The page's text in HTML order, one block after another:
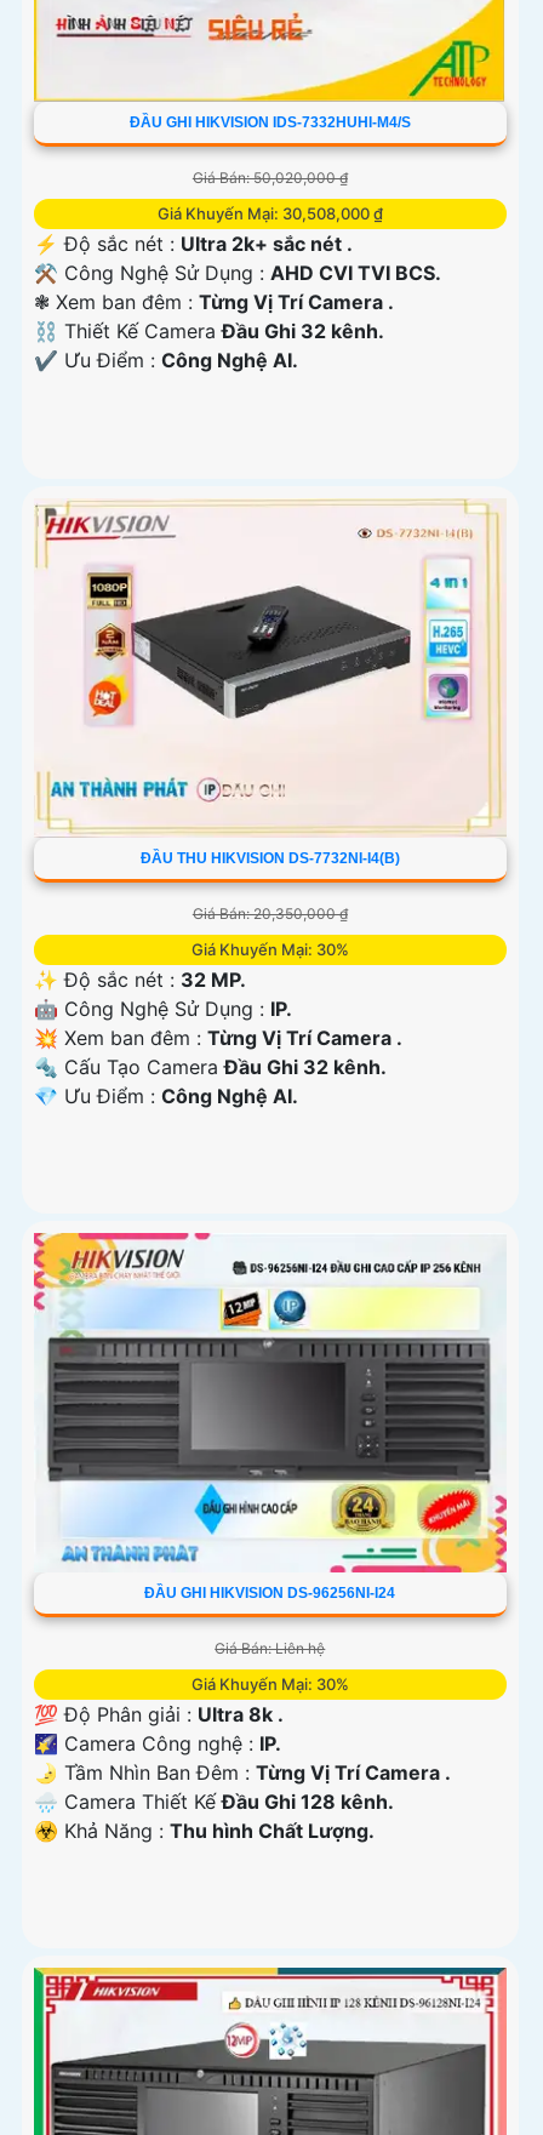
ĐẦU GHI HIKVISION IDS-7332HUHI-M4/S
Giá Bán: 50,020,000 ₫
Giá Khuyến Mại: 30,508,000 ₫
️⚡ Độ sắc nét : Ultra 2k+ sắc nét .
⚒ Công Nghệ Sử Dụng : AHD CVI TVI BCS.
❃ Xem ban đêm : Từng Vị Trí Camera .
⛓ Thiết Kế CameraĐầu Ghi 32 kênh.
️✔️ Ưu Điểm : Công Nghệ AI.
ĐẦU THU HIKVISION DS-7732NI-I4(B)
Giá Bán: 20,350,000 ₫
Giá Khuyến Mại: 30%
✨ Độ sắc nét : 32 MP.
🤖️ Công Nghệ Sử Dụng : IP.
💥 Xem ban đêm : Từng Vị Trí Camera .
🔩 Cấu Tạo CameraĐầu Ghi 32 kênh.
️💎 Ưu Điểm : Công Nghệ AI.
ĐẦU GHI HIKVISION DS-96256NI-I24
Giá Bán: Liên hệ
Giá Khuyến Mại: 30%
💯 Độ Phân giải : Ultra 8k .
🌠 Camera Công nghệ : IP.
🌛 Tầm Nhìn Ban Đêm : Từng Vị Trí Camera .
🌧️ Camera Thiết KếĐầu Ghi 128 kênh.
️☣️ Khả Năng : Thu hình Chất Lượng.